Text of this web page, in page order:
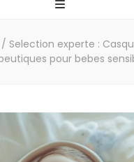
/ Selection experte :
pour bebes